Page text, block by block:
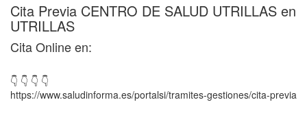
Cita Previa CENTRO DE SALUD UTRILLAS en
UTRILLAS
Cita Online en:
👇 👇 👇 👇
https://www.saludinforma.es/portalsi/tramites-gestiones/cita-previa